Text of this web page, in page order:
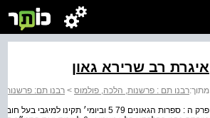
איגרת רב שרירא גאון
מתוך:רבנו תם : פרשנות, הלכה, פולמוס > רבנו תם: פרשנות,
פרק ה : ספרות הגאונים 79 5 וביומי׳